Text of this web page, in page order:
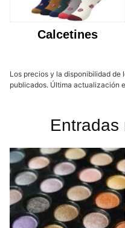
Calcetines
Los precios y la disponibilidad de
publicados. Última actualización
Entradas